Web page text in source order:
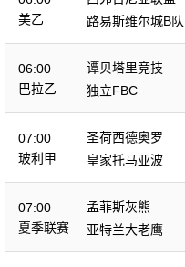
美乙
路易斯维尔城B队
06:00
巴拉乙
谭贝塔里竞技
独立FBC
07:00
玻利甲
圣荷西德奥罗
皇家托马亚波
07:00
夏季联赛
孟菲斯灰熊
亚特兰大老鹰